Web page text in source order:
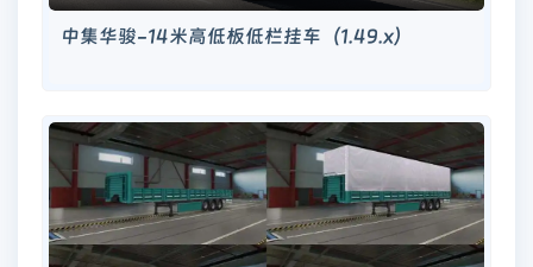
中集华骏-14米高低板低栏挂车（1.49.x）